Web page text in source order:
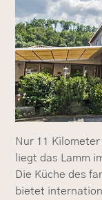
Nur 11
liegt das Lamm
Die Küche des
bietet